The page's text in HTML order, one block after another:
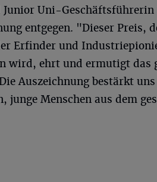
Uni-Geschäftsführerin
entgegen. "Dieser Preis,
Erfinder und
wird, ehrt und ermutigt das
Auszeichnung bestärkt
junge Menschen aus dem